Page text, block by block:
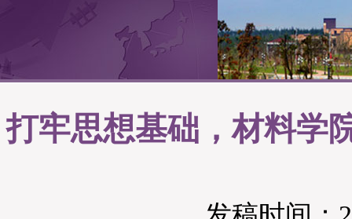
打牢思想基础，材料学